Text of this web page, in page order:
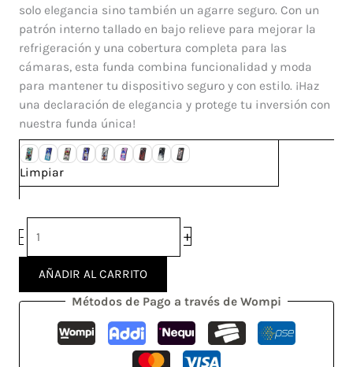
solo elegancia sino también un agarre seguro. Con un
patrón interno tallado en bajo relieve para mejorar la
refrigeración y una cobertura completa para las
cámaras, esta funda combina funcionalidad y moda
para mantener tu dispositivo seguro y con estilo. ¡Haz
una declaración de elegancia y protege tu inversión con
nuestra funda única!
Limpiar
- +
AÑADIR AL CARRITO
Métodos de Pago a través de Wompi